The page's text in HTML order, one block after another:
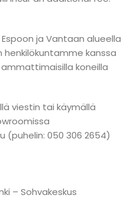
ja Vantaan alueella
henkilökuntamme kanssa
koneilla
viestin tai käymällä
(puhelin: 050 306 2654)
– Sohvakeskus